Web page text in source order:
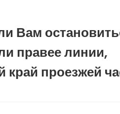
Вам
правее линии,
проезжей